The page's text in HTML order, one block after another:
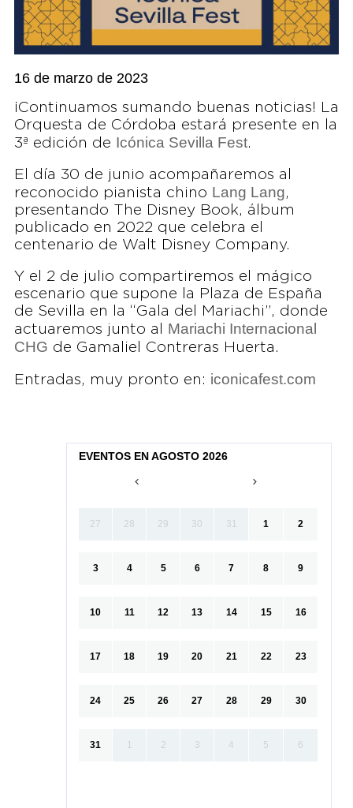
16 de marzo de 2023
¡Continuamos sumando buenas noticias! La
Orquesta de Córdoba estará presente en la
3ª edición de Icónica Sevilla Fest.
El día 30 de junio acompañaremos al
reconocido pianista chino Lang Lang,
presentando The Disney Book, álbum
publicado en 2022 que celebra el
centenario de Walt Disney Company.
Y el 2 de julio compartiremos el mágico
escenario que supone la Plaza de España
de Sevilla en la “Gala del Mariachi”, donde
actuaremos junto al Mariachi Internacional
CHG de Gamaliel Contreras Huerta.
Entradas, muy pronto en: iconicafest.com
EVENTOS EN AGOSTO 2026
27 28 29 30 31 1 2
3 4 5 6 7 8 9
10 11 12 13 14 15 16
17 18 19 20 21 22 23
24 25 26 27 28 29 30
31 1 2 3 4 5 6